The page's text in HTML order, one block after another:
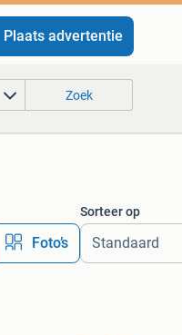
Plaats advertentie
Zoek
Foto’s
Sorteer op